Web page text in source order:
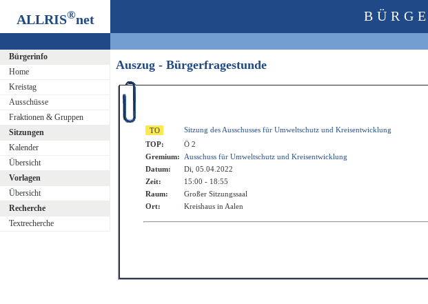
ALLRIS®net
Bürgerinfo
Home
Kreistag
Ausschüsse
Fraktionen & Gruppen
Sitzungen
Kalender
Übersicht
Vorlagen
Übersicht
Recherche
Textrecherche
Auszug - Bürgerfragestunde
Sitzung des Ausschusses für Umweltschutz und Kreisentwicklung
TOP:
Ö 2
Gremium:
Ausschuss für Umweltschutz und Kreisentwicklung
Datum:
Di, 05.04.2022
Zeit:
15:00 - 18:55
Raum:
Großer Sitzungssaal
Ort:
Kreishaus in Aalen